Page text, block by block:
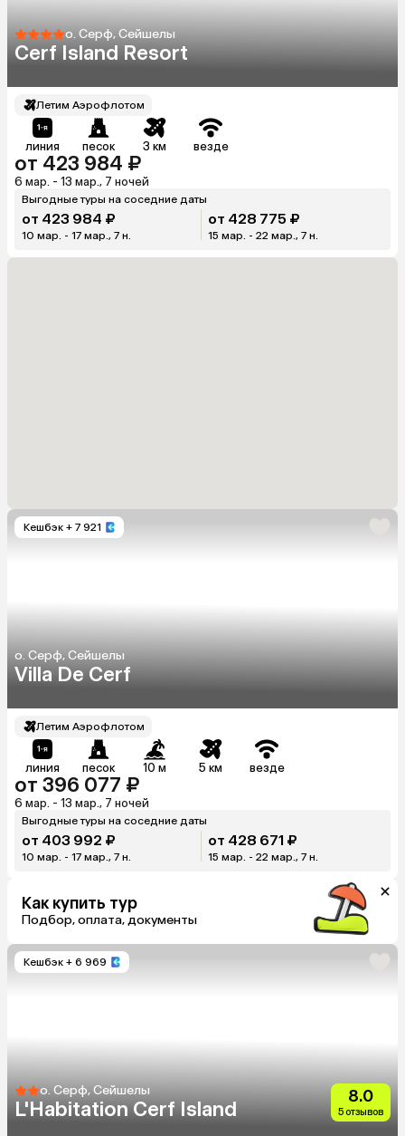
о. Серф, Сейшелы
Cerf Island Resort
Летим Аэрофлотом
линия песок 3 км везде
от 423 984 ₽
6 мар. - 13 мар., 7 ночей
Выгодные туры на соседние даты
от 423 984 ₽
10 мар. - 17 мар., 7 н.
от 428 775 ₽
15 мар. - 22 мар., 7 н.
Кешбэк + 7 921
о. Серф, Сейшелы
Villa De Cerf
Летим Аэрофлотом
линия песок 10 м 5 км везде
от 396 077 ₽
6 мар. - 13 мар., 7 ночей
Выгодные туры на соседние даты
от 403 992 ₽
10 мар. - 17 мар., 7 н.
от 428 671 ₽
15 мар. - 22 мар., 7 н.
Как купить тур
Подбор, оплата, документы
Кешбэк + 6 969
о. Серф, Сейшелы
L'Habitation Cerf Island
8.0
5 отзывов